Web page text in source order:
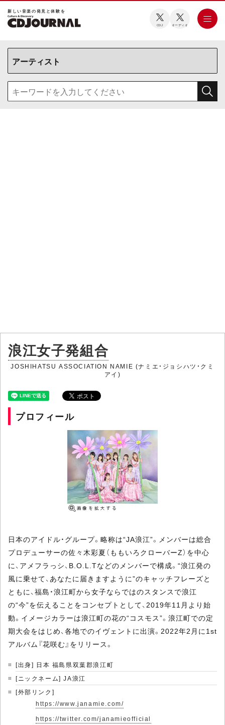
新しい⾳楽の発⾒と体験を
CDJ オーディオ
浪江女子発組合
JOSHIHATSU ASSOCIATION NAMIE (ナミエ・ジョシハツ・クミ
アイ)
プロフィール
日本のアイドル・グループ。略称は“JA浪江”。メンバーは総合
プロデューサーの佐々木彩夏（ももいろクローバーZ）を中心
に、アメフラっシ、B.O.L.Tなどのメンバーで構成。“浪江発の
風に乗せて、あなたに届きますように”のキャッチフレーズと
ともに、福島・浪江町から女子ならではのスタンスで浪江
の“今”を伝えることをコンセプトとして、2019年11月より始
動。イメージカラーは浪江町の花の“コスモス”。浪江町での定
期大会をはじめ、各地でのイヴェントに出演。2022年2月に1st
アルバム『花咲む』をリリース。
[出身] 日本 福島県双葉郡浪江町
[ニックネーム] JA浪江
[外部リンク]
https://www.janamie.com/
https://twitter.com/janamieofficial